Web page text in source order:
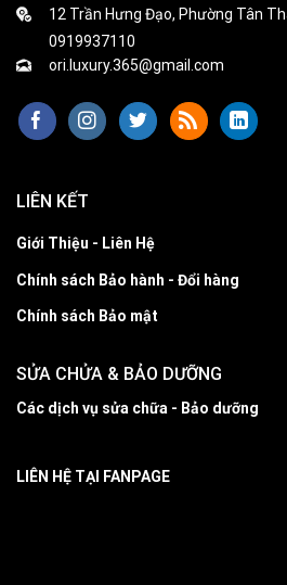
12 Trần Hưng Đạo, Phường Tân
0919937110
ori.luxury.365@gmail.com
LIÊN KẾT
Giới Thiệu - Liên Hệ
Chính sách Bảo hành - Đổi hàng
Chính sách Bảo mật
SỬA CHỬA & BẢO DƯỠNG
Các dịch vụ sửa chữa - Bảo dưỡng
LIÊN HỆ TẠI FANPAGE